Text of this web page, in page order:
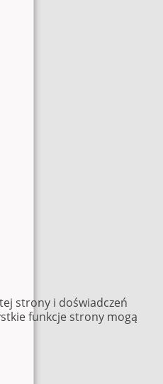
strony i doświadczeń
funkcje strony mogą